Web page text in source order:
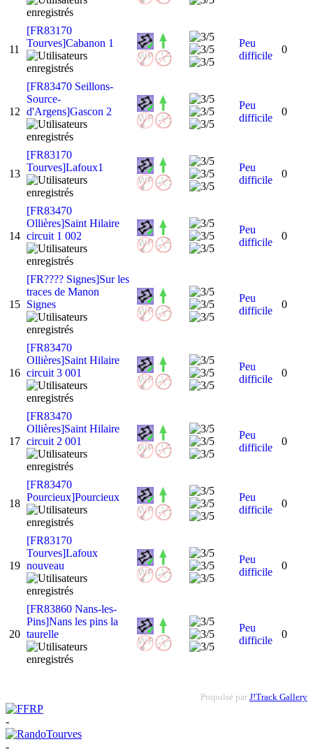
11
[FR83170
Tourves]Cabanon 1
Peu
difficile
0
12
[FR83470 Seillons-
Source-
d'Argens]Gascon 2
Peu
difficile
0
13
[FR83170
Tourves]Lafoux1
Peu
difficile
0
14
[FR83470
Ollières]Saint Hilaire
circuit 1 002
Peu
difficile
0
15
[FR???? Signes]Sur les
traces de Manon
Signes
Peu
difficile
0
16
[FR83470
Ollières]Saint Hilaire
circuit 3 001
Peu
difficile
0
17
[FR83470
Ollières]Saint Hilaire
circuit 2 001
Peu
difficile
0
18
[FR83470
Pourcieux]Pourcieux
Peu
difficile
0
19
[FR83170
Tourves]Lafoux
nouveau
Peu
difficile
0
20
[FR83860 Nans-les-
Pins]Nans les pins la
taurelle
Peu
difficile
0
Propulsé par J!Track Gallery
-
-